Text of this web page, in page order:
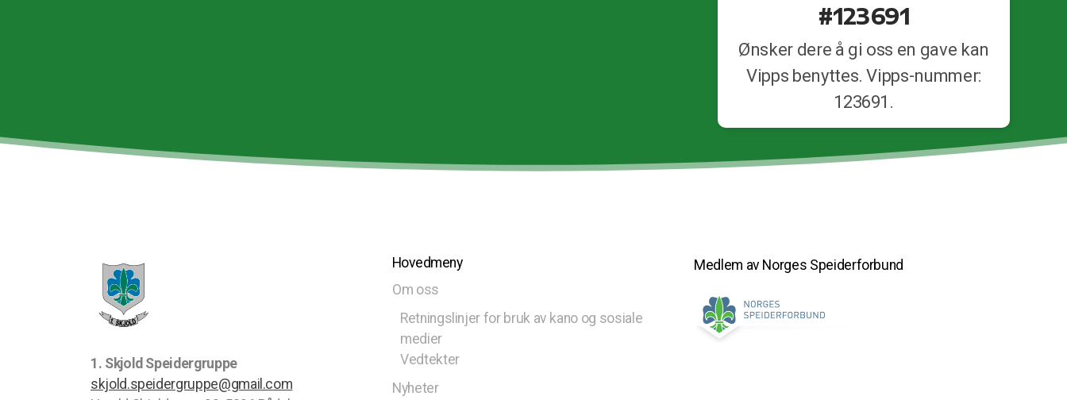
#123691
Ønsker dere å gi oss en gave kan
Vipps benyttes. Vipps-nummer:
123691.
1. Skjold Speidergruppe
skjold.speidergruppe@gmail.com
Hovedmeny
Om oss
Retningslinjer for bruk av kano og sosiale
medier
Vedtekter
Nyheter
Medlem av Norges Speiderforbund